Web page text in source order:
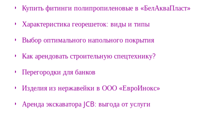
Купить фитинги полипропиленовые в «БелАкваПласт»
Характеристика георешеток: виды и типы
Выбор оптимального напольного покрытия
Как арендовать строительную спецтехнику?
Перегородки для банков
Изделия из нержавейки в ООО «ЕвроИнокс»
Аренда экскаватора JCB: выгода от услуги